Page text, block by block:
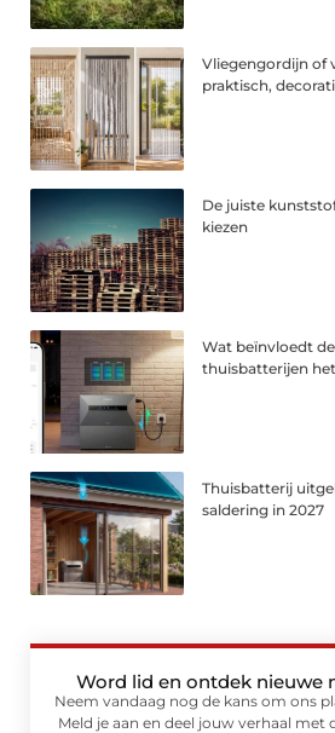
Vliegengordijn of
praktisch,
De juiste
kiezen
Wat beïnvloedt
thuisbatterijen
Thuisbatterij
saldering in 2027
Word lid en ontdek nieuwe
Neem vandaag nog de kans om ons
Meld je aan en deel jouw verhaal met